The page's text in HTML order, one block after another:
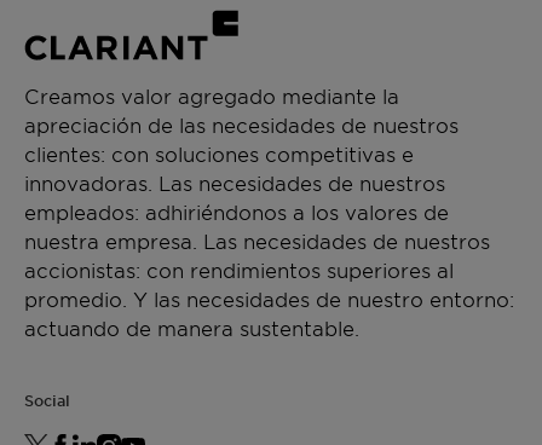
Skin feel enhancer (Silicone-like skin feel)
Highly compatible with electrolytes and
surfactants
Enhances penetration and bioavailability
of active ingredients to get better and/or
faster results
Triggers positive emotions and provides
moments of happiness upon application
Bio-active Functionals
NATRUE approved
China compliance
Cosmos Approved
Ecofriendly
INCI:
Lysolecithin (and) Sclerotium Gum (and)
Xanthan Gum (and) Pullulan
Origin:
Technologies:
Creamos valor agregado mediante la
apreciación de las necesidades de nuestros
clientes: con soluciones competitivas e
innovadoras. Las necesidades de nuestros
empleados: adhiriéndonos a los valores de
nuestra empresa. Las necesidades de nuestros
accionistas: con rendimientos superiores al
promedio. Y las necesidades de nuestro entorno:
actuando de manera sustentable.
Social